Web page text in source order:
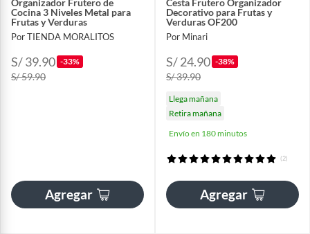
Cocina 3 Niveles Metal para
Frutas y Verduras
Por TIENDA MORALITOS
S/ 39.90 -33%
S/ 59.90
Agregar
Decorativo para Frutas y
Verduras OF200
Por Minari
S/ 24.90 -38%
S/ 39.90
Llega mañana
Retira mañana
Envío en 180 minutos
(2)
Agregar